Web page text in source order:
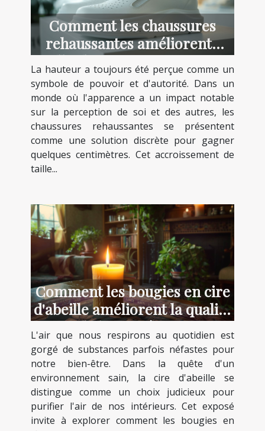
Comment les chaussures
rehaussantes améliorent-
elles la confiance en soi ?
La hauteur a toujours été perçue comme un
symbole de pouvoir et d'autorité. Dans un
monde où l'apparence a un impact notable
sur la perception de soi et des autres, les
chaussures rehaussantes se présentent
comme une solution discrète pour gagner
quelques centimètres. Cet accroissement de
taille...
Comment les bougies en cire
d'abeille améliorent la qualité
de l'air intérieur
L'air que nous respirons au quotidien est
gorgé de substances parfois néfastes pour
notre bien-être. Dans la quête d'un
environnement sain, la cire d'abeille se
distingue comme un choix judicieux pour
purifier l'air de nos intérieurs. Cet exposé
invite à explorer comment les bougies en